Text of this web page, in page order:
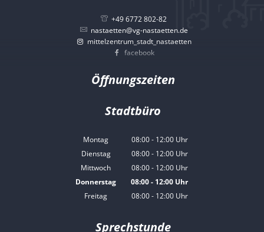
+49 6772 802-82
nastaetten@vg-nastaetten.de
mittelzentrum_stadt_nastaetten
facebook
Öffnungszeiten
Stadtbüro
Montag 08:00- 12:00Uhr
Von 08:00 bis 12:00 Uhr
Dienstag 08:00- 12:00Uhr
Von 08:00 bis 12:00 Uhr
Mittwoch 08:00- 12:00Uhr
Von 08:00 bis 12:00 Uhr
Donnerstag 08:00- 12:00 Uhr
Von 08:00 bis 12:00 Uhr
Freitag 08:00- 12:00Uhr
Sprechstunde